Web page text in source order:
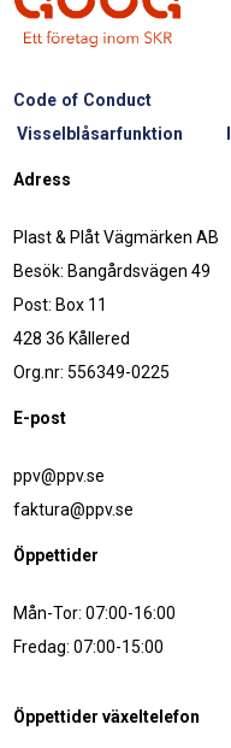
Code of Conduct
Visselblåsarfunktion
Adress
Plast & Plåt Vägmärken AB
Besök: Bangårdsvägen 49
Post: Box 11
428 36 Kållered
Org.nr: 556349-0225
E-post
ppv@ppv.se
faktura@ppv.se
Öppettider
Mån-Tor: 07:00-16:00
Fredag: 07:00-15:00
Öppettider växeltelefon